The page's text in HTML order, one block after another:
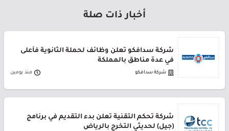
أخبار ذات صلة
شركة سدافكو تعلن وظائف لحملة الثانوية فأعلى
في عدة مناطق بالمملكة
شركة سدافكو منذ يومين
شركة تحكم التقنية تعلن بدء التقديم في برنامج
(جيل) لحديثي التخرج بالرياض